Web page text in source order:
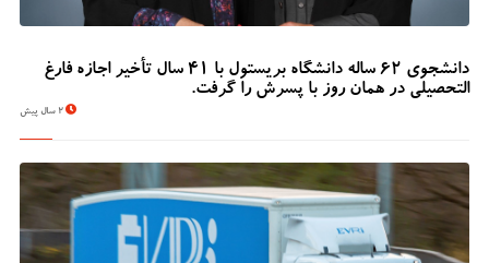
دانشجوی 62 ساله دانشگاه بریستول با 41 سال تأخیر اجازه فارغ
التحصیلی در همان روز با پسرش را گرفت.
2 سال پیش